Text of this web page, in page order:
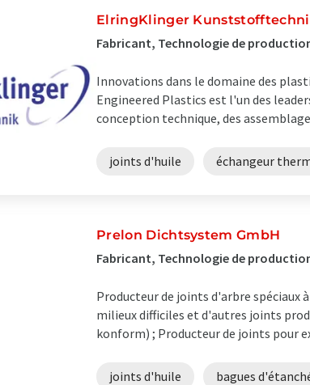
ElringKlinger
Fabricant, Technologie de
Innovations dans le domaine des
Engineered Plastics est l'un des
conception technique, des
joints d'huile échangeur
Prelon Dichtsystem GmbH
Fabricant, Technologie de
Producteur de joints d'arbre spéciaux
milieux difficiles et d'autres joints
konform) ; Producteur de joints pour
joints d'huile bagues